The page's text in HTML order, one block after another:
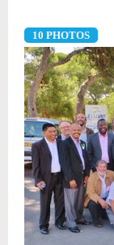
10 PHOTOS